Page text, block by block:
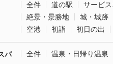
全件 道の駅 サービ
絶景・景勝地
城・城跡
空港
初詣 初日の出
パ 全件 温泉・日帰り温泉